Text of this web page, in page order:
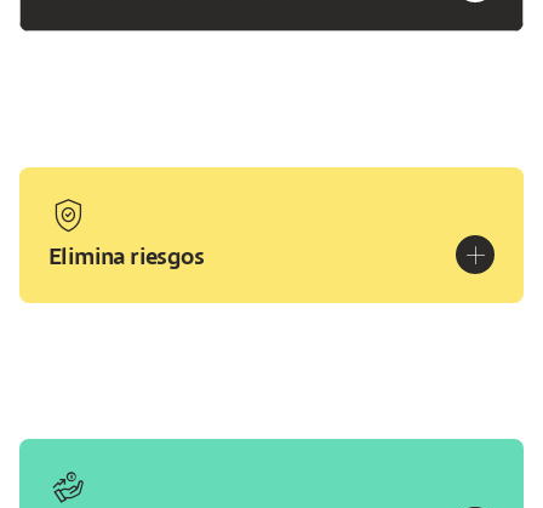
Elimina riesgos plus
shield
hand-investment